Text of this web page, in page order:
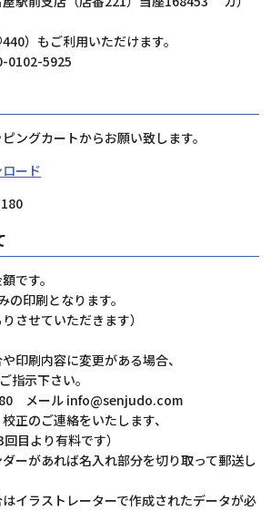
）もご利用いただけます。
5925
ングカートからお願い致します。
ード
です。
印刷となります。
させていただきます）
印刷内容に変更がある場合、
指示下さい。
メール info@senjudo.com
正のご連絡をいたします、
目より有料です）
ーがあれば名入れ部分を切り取って郵送し
イラストレーターで作成されたデータが必